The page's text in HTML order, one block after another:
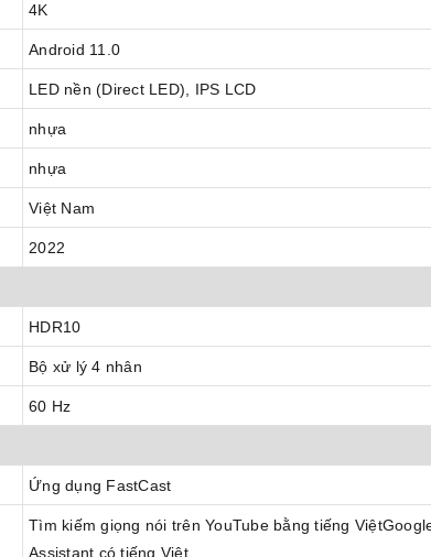
4K
Android 11.0
LED nền (Direct LED), IPS LCD
nhựa
nhựa
Việt Nam
2022
HDR10
Bộ xử lý 4 nhân
60 Hz
Ứng dụng FastCast
Tìm kiếm giọng nói trên YouTube bằng tiếng
Assistant có tiếng Việt